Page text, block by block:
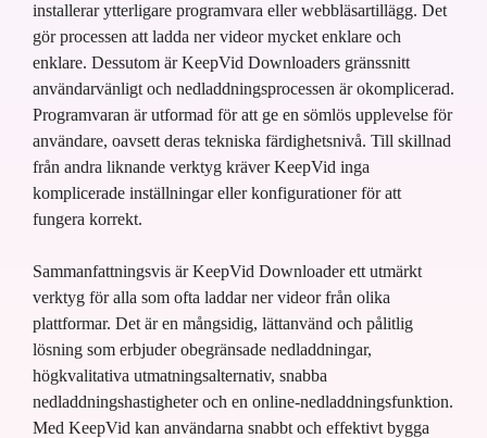
installerar ytterligare programvara eller webbläsartillägg. Det
gör processen att ladda ner videor mycket enklare och
enklare. Dessutom är KeepVid Downloaders gränssnitt
användarvänligt och nedladdningsprocessen är okomplicerad.
Programvaran är utformad för att ge en sömlös upplevelse för
användare, oavsett deras tekniska färdighetsnivå. Till skillnad
från andra liknande verktyg kräver KeepVid inga
komplicerade inställningar eller konfigurationer för att
fungera korrekt.
Sammanfattningsvis är KeepVid Downloader ett utmärkt
verktyg för alla som ofta laddar ner videor från olika
plattformar. Det är en mångsidig, lättanvänd och pålitlig
lösning som erbjuder obegränsade nedladdningar,
högkvalitativa utmatningsalternativ, snabba
nedladdningshastigheter och en online-nedladdningsfunktion.
Med KeepVid kan användarna snabbt och effektivt bygga